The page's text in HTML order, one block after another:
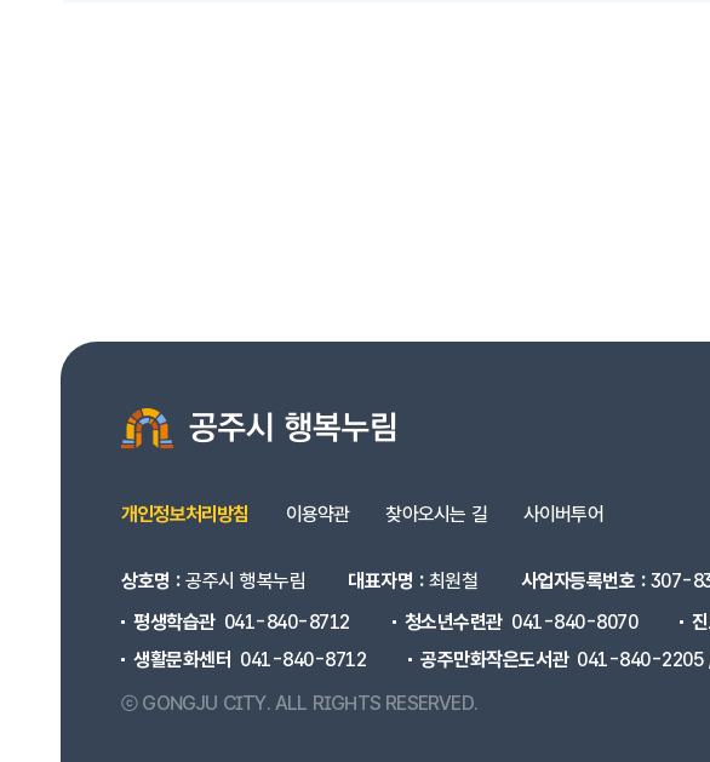
개인정보처리방침 이용약관 찾아오시는 길 사이버투어
상호명 :공주시 행복누림 대표자명 :최원철 사업자등록번호 :307-
평생학습관 041-840-8712 청소년수련관 041-840-8070
생활문화센터 041-840-8712 공주만화작은도서관 041-840-
ⓒ GONGJU CITY. ALL RIGHTS RESERVED.